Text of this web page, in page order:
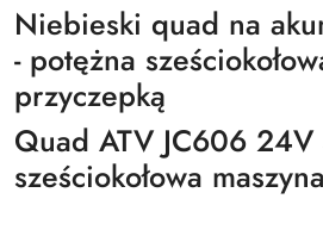
Niebieski quad na
- potężna
przyczepką
Quad ATV JC606
sześciokołowa